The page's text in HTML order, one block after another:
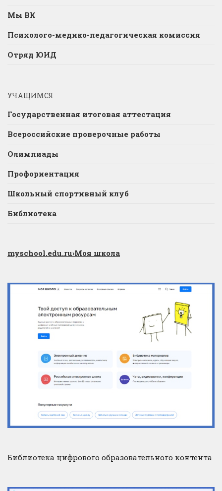
Мы ВК
Психолого-медико-педагогическая комиссия
Отряд ЮИД
УЧАЩИМСЯ
Государственная итоговая аттестация
Всероссийские проверочные работы
Олимпиады
Профориентация
Школьный спортивный клуб
Библиотека
myschool.edu.ru›Моя школа
Библиотека цифрового образовательного контента